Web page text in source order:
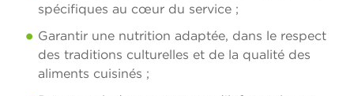
spécifiques au cœur du service ;
Garantir une nutrition adaptée, dans le respect
des traditions culturelles et de la qualité des
aliments cuisinés ;